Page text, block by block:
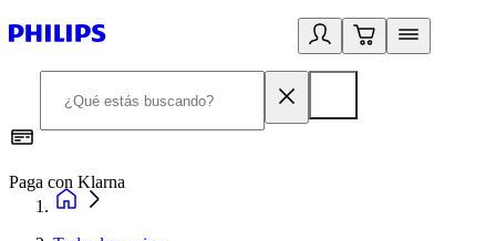
Paga con Klarna